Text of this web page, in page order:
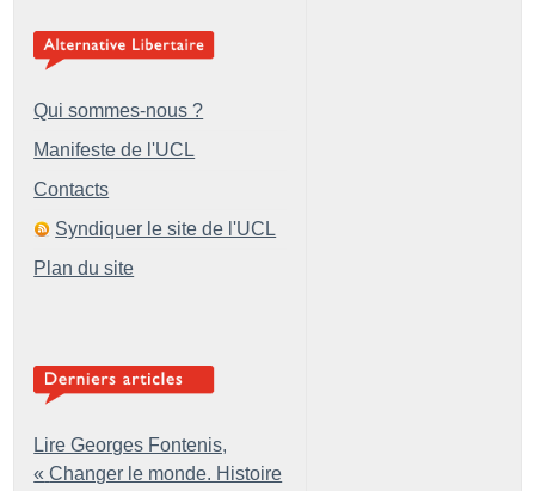
Qui sommes-nous ?
Manifeste de l'UCL
Contacts
Syndiquer le site de l'UCL
Plan du site
Lire Georges Fontenis,
« Changer le monde. Histoire